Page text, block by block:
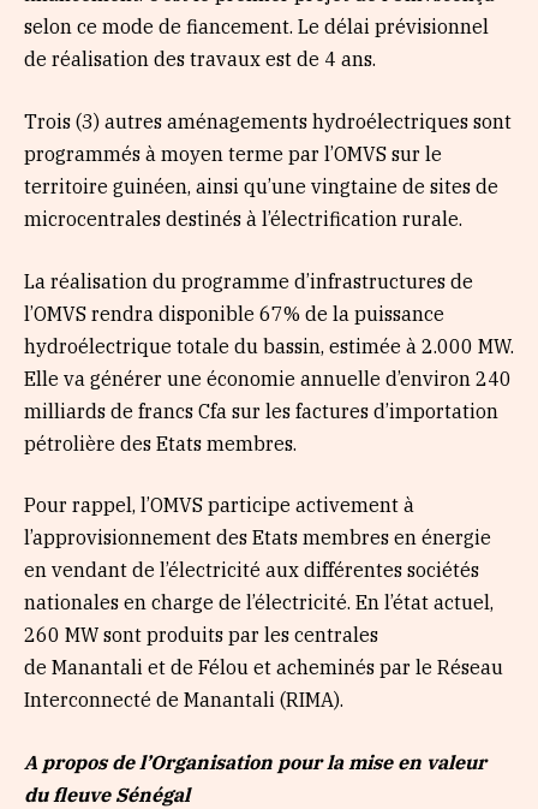
selon ce mode de fiancement. Le délai prévisionnel
de réalisation des travaux est de 4 ans.
Trois (3) autres aménagements hydroélectriques sont
programmés à moyen terme par l’OMVS sur le
territoire guinéen, ainsi qu’une vingtaine de sites de
microcentrales destinés à l’électrification rurale.
La réalisation du programme d’infrastructures de
l’OMVS rendra disponible 67% de la puissance
hydroélectrique totale du bassin, estimée à 2.000 MW.
Elle va générer une économie annuelle d’environ 240
milliards de francs Cfa sur les factures d’importation
pétrolière des Etats membres.
Pour rappel, l’OMVS participe activement à
l’approvisionnement des Etats membres en énergie
en vendant de l’électricité aux différentes sociétés
nationales en charge de l’électricité. En l’état actuel,
260 MW sont produits par les centrales
de Manantali et de Félou et acheminés par le Réseau
Interconnecté de Manantali (RIMA).
A propos de l’Organisation pour la mise en valeur
du fleuve Sénégal